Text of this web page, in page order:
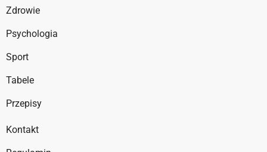
Zdrowie
Psychologia
Sport
Tabele
Przepisy
Kontakt